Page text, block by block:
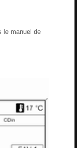
le manuel de